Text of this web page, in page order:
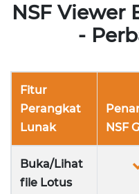
NSF Viewer
-
Fitur
Perangkat
Lunak
NSF
Buka/Lihat
file Lotus